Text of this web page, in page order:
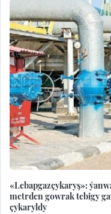
«Lebapgazçykaryş»:
metrden gowrak tebigy
çykaryldy